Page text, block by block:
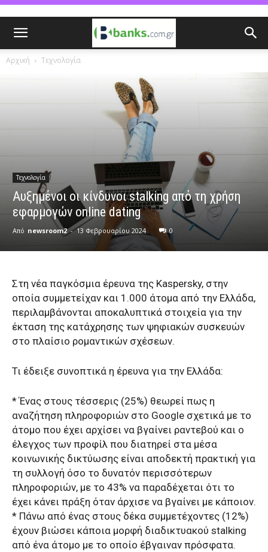
Αρχική Τεχνολογία
Τεχνολογία
Αυξημένοι οι κίνδυνοι stalking από τη χρήση
εφαρμογών online dating
Από newsroom2 - 13 Φεβρουαρίου 2024 0
Στη νέα παγκόσμια έρευνα της Kaspersky, στην
οποία συμμετείχαν και 1.000 άτομα από την Ελλάδα,
περιλαμβάνονται αποκαλυπτικά στοιχεία για την
έκταση της κατάχρησης των ψηφιακών συσκευών
στο πλαίσιο ρομαντικών σχέσεων.
Τι έδειξε συνοπτικά η έρευνα για την Ελλάδα:
* Ένας στους τέσσερις (25%) θεωρεί πως η
αναζήτηση πληροφοριών στο Google σχετικά με το
άτομο που έχει αρχίσει να βγαίνει ραντεβού και ο
έλεγχος των προφίλ που διατηρεί στα μέσα
κοινωνικής δικτύωσης είναι αποδεκτή πρακτική για
τη συλλογή όσο το δυνατόν περισσότερων
πληροφοριών, με το 43% να παραδέχεται ότι το
έχει κάνει πράξη όταν άρχισε να βγαίνει με κάποιον.
* Πάνω από ένας στους δέκα συμμετέχοντες (12%)
έχουν βιώσει κάποια μορφή διαδικτυακού stalking
από ένα άτομο με το οποίο έβγαιναν πρόσφατα.